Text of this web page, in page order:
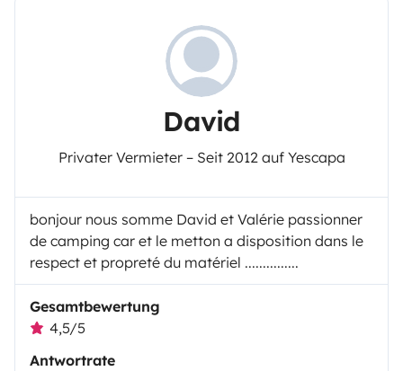
David
Privater Vermieter – Seit 2012 auf Yescapa
bonjour nous somme David et Valérie passionner
de camping car et le metton a disposition dans le
respect et propreté du matériel ...............
Gesamtbewertung
4,5/5
Antwortrate